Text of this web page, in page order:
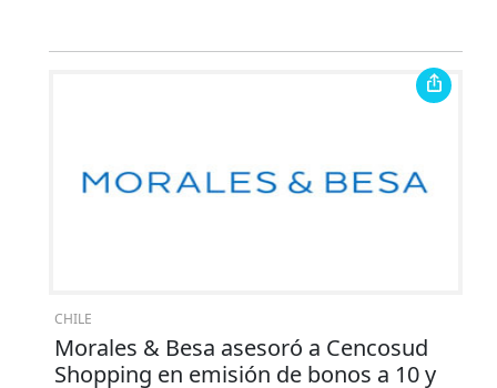
CHILE
Morales & Besa asesoró a Cencosud
Shopping en emisión de bonos a 10 y